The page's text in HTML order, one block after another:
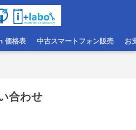
価格表 中古スマートフォン販売 お
合わせ